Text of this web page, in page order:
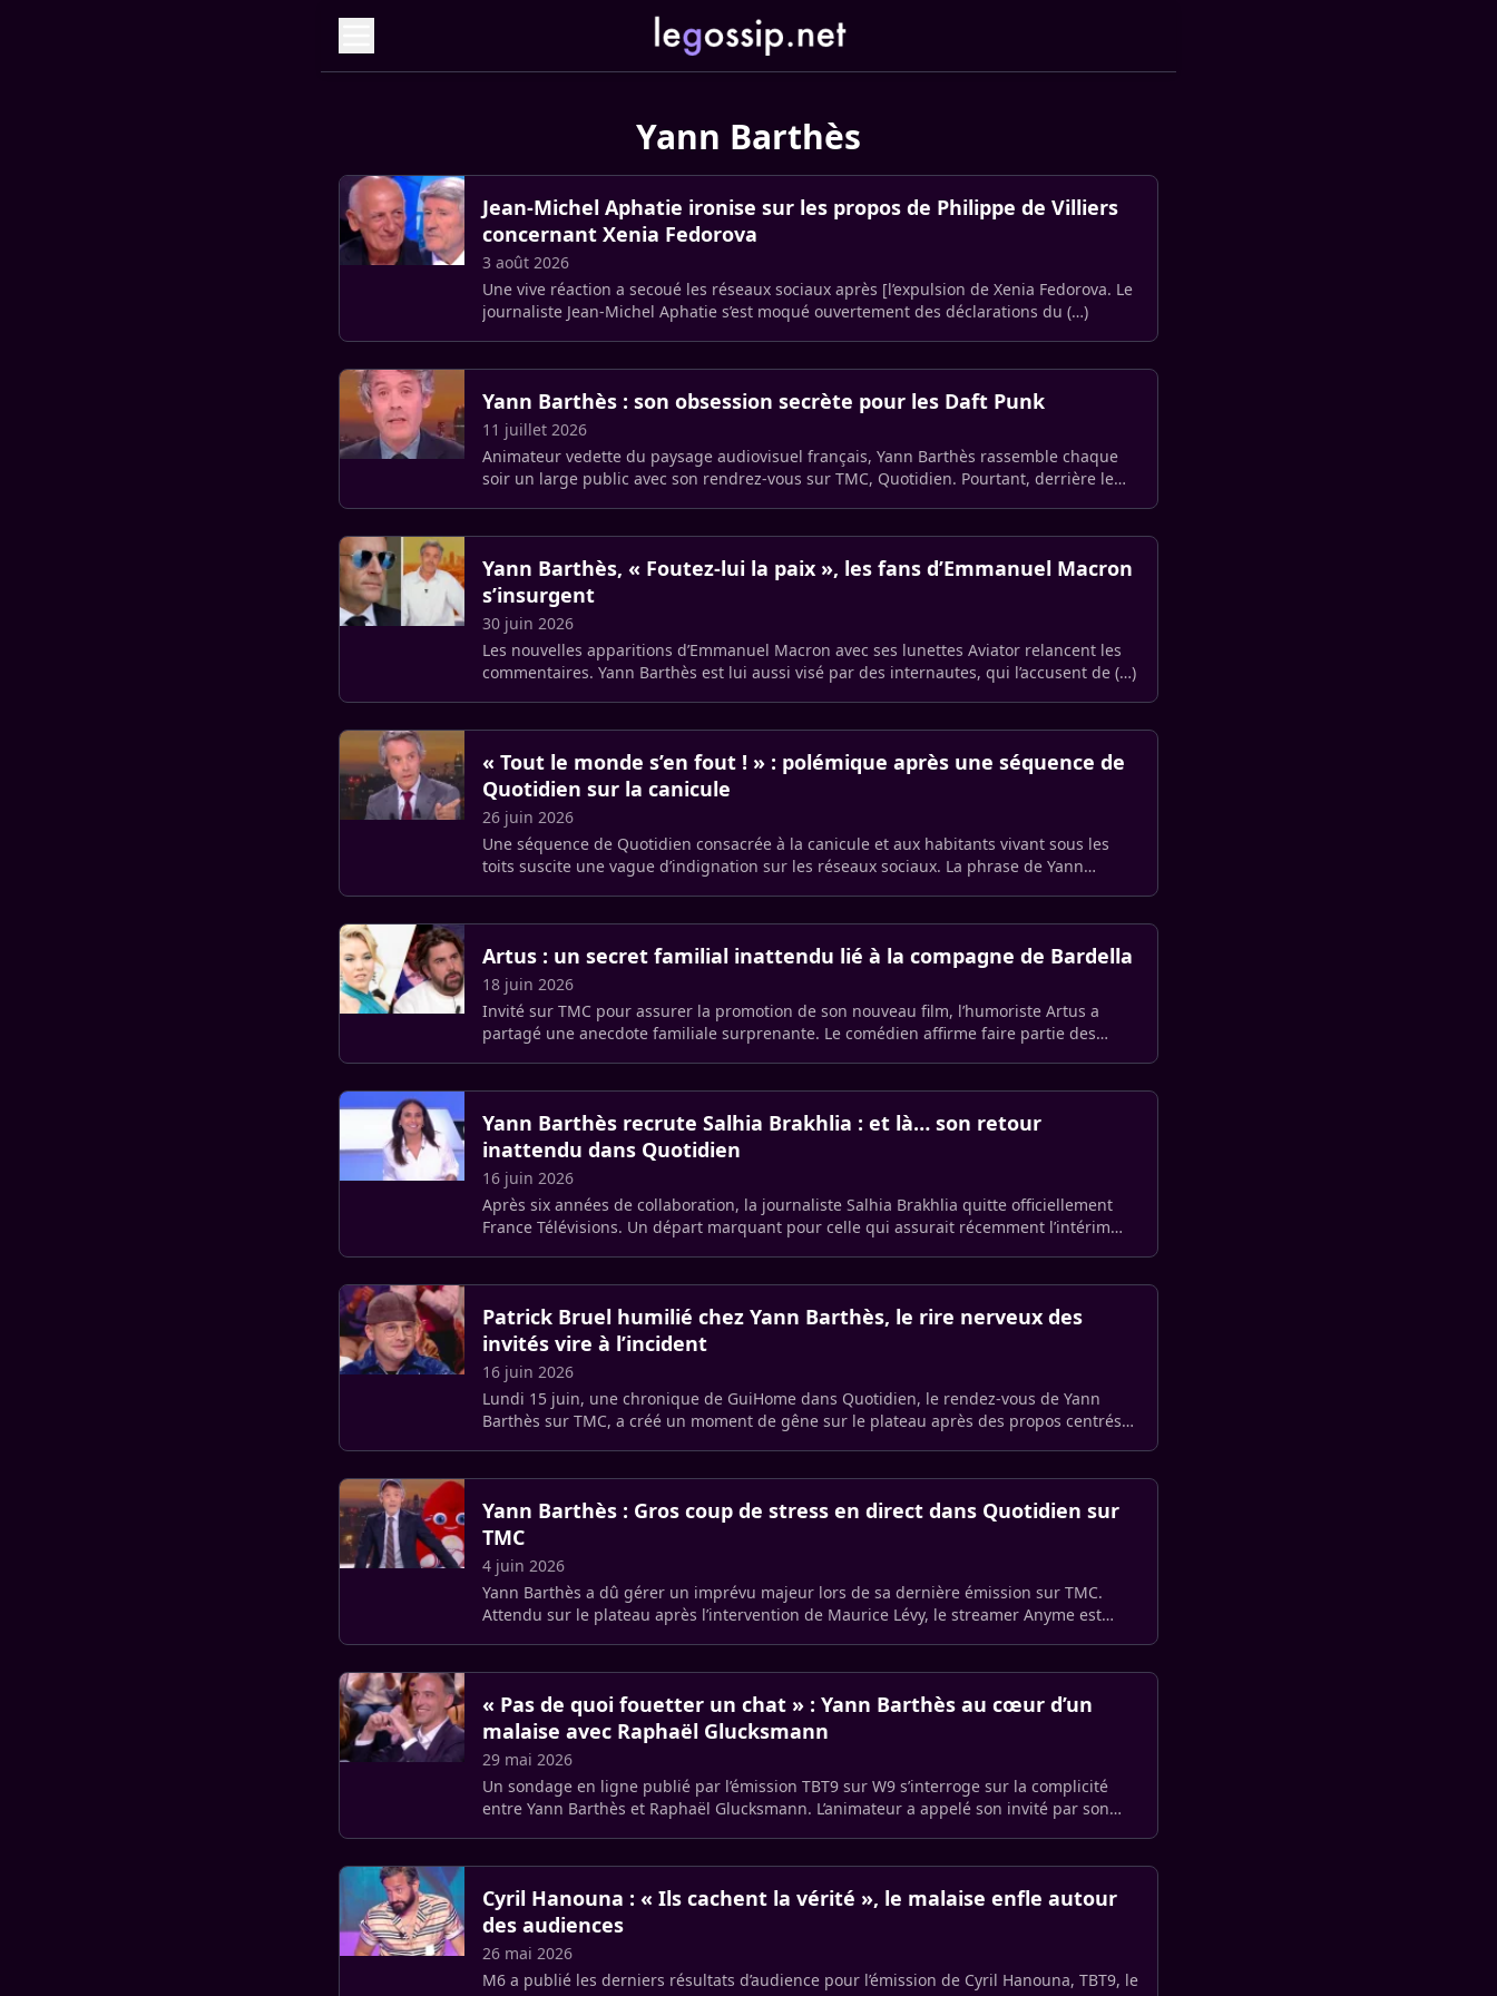
Yann Barthès
Jean-Michel Aphatie ironise sur les propos de Philippe de Villiers
concernant Xenia Fedorova
3 août 2026
Une vive réaction a secoué les réseaux sociaux après [l’expulsion de Xenia Fedorova. Le
journaliste Jean-Michel Aphatie s’est moqué ouvertement des déclarations du (…)
Yann Barthès : son obsession secrète pour les Daft Punk
11 juillet 2026
Animateur vedette du paysage audiovisuel français, Yann Barthès rassemble chaque
soir un large public avec son rendrez-vous sur TMC, Quotidien. Pourtant, derrière le
Yann Barthès, « Foutez-lui la paix », les fans d’Emmanuel Macron
s’insurgent
30 juin 2026
Les nouvelles apparitions d’Emmanuel Macron avec ses lunettes Aviator relancent les
commentaires. Yann Barthès est lui aussi visé par des internautes, qui l’accusent de (…)
« Tout le monde s’en fout ! » : polémique après une séquence de
Quotidien sur la canicule
26 juin 2026
Une séquence de Quotidien consacrée à la canicule et aux habitants vivant sous les
toits suscite une vague d’indignation sur les réseaux sociaux. La phrase de Yann
Artus : un secret familial inattendu lié à la compagne de Bardella
18 juin 2026
Invité sur TMC pour assurer la promotion de son nouveau film, l’humoriste Artus a
partagé une anecdote familiale surprenante. Le comédien affirme faire partie des
Yann Barthès recrute Salhia Brakhlia : et là… son retour
inattendu dans Quotidien
16 juin 2026
Après six années de collaboration, la journaliste Salhia Brakhlia quitte officiellement
France Télévisions. Un départ marquant pour celle qui assurait récemment l’intérim
Patrick Bruel humilié chez Yann Barthès, le rire nerveux des
invités vire à l’incident
16 juin 2026
Lundi 15 juin, une chronique de GuiHome dans Quotidien, le rendez-vous de Yann
Barthès sur TMC, a créé un moment de gêne sur le plateau après des propos centrés
Yann Barthès : Gros coup de stress en direct dans Quotidien sur
TMC
4 juin 2026
Yann Barthès a dû gérer un imprévu majeur lors de sa dernière émission sur TMC.
Attendu sur le plateau après l’intervention de Maurice Lévy, le streamer Anyme est
« Pas de quoi fouetter un chat » : Yann Barthès au cœur d’un
malaise avec Raphaël Glucksmann
29 mai 2026
Un sondage en ligne publié par l’émission TBT9 sur W9 s’interroge sur la complicité
entre Yann Barthès et Raphaël Glucksmann. L’animateur a appelé son invité par son
Cyril Hanouna : « Ils cachent la vérité », le malaise enfle autour
des audiences
26 mai 2026
M6 a publié les derniers résultats d’audience pour l’émission de Cyril Hanouna, TBT9, le